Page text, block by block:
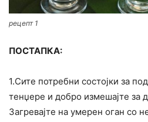
рецепт 1
ПОСТАПКА:
1.Сите потребни состојки за
тенџере и добро измешајте за
Загревајте на умерен оган со